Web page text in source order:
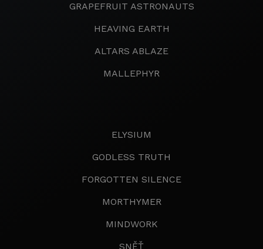
GRAPEFRUIT ASTRONAUTS
HEAVING EARTH
ALTARS ABLAZE
MALLEPHYR
ELYSIUM
GODLESS TRUTH
FORGOTTEN SILENCE
MORTHYMER
MINDWORK
SNĚŤ